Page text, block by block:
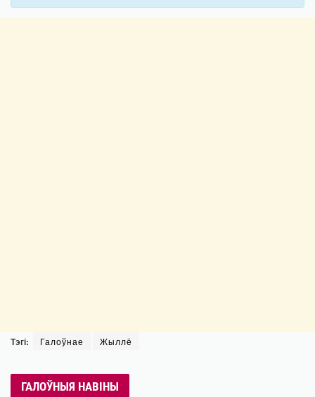
Тэгі: Галоўнае Жыллё
ГАЛОЎНЫЯ НАВІНЫ